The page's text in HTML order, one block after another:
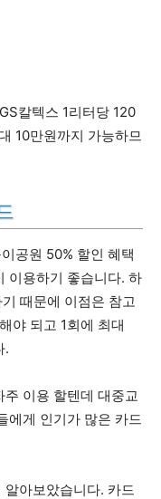
칼텍스 1리터당 120
10만원까지 가능하므
공원 50% 할인 혜택
이용하기 좋습니다. 하
때문에 이점은 참고
야 되고 1회에 최대
.
이용 할텐데 대중교
에게 인기가 많은 카드
아보았습니다. 카드